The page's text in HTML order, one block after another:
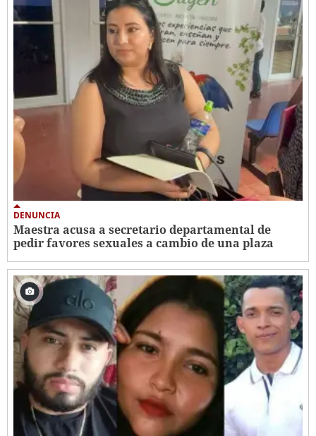
DENUNCIA
Maestra acusa a secretario departamental de
pedir favores sexuales a cambio de una plaza